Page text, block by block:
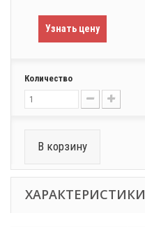
Узнать цену
Количество
В корзину
ХАРАКТЕРИСТИКИ